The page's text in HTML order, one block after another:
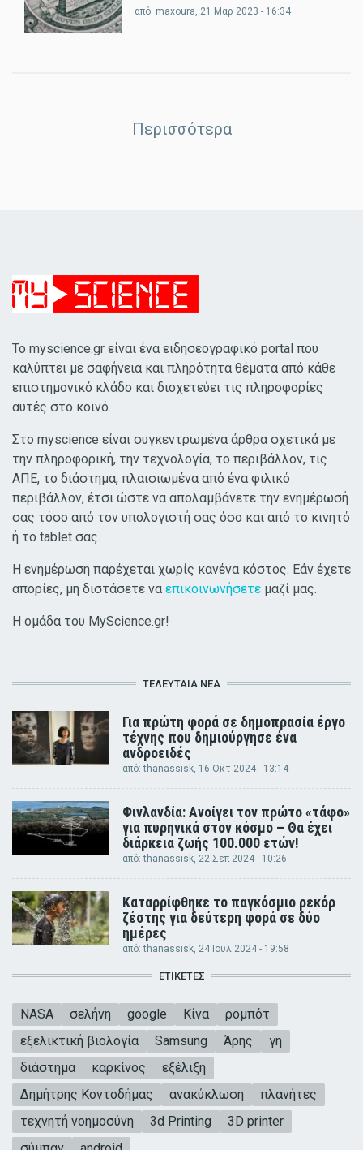
από: maxoura, 21 Μαρ 2023 - 16:34
Περισσότερα
Το myscience.gr είναι ένα ειδησεογραφικό portal που
καλύπτει με σαφήνεια και πληρότητα θέματα από κάθε
επιστημονικό κλάδο και διοχετεύει τις πληροφορίες
αυτές στο κοινό.
Στο myscience είναι συγκεντρωμένα άρθρα σχετικά με
την πληροφορική, την τεχνολογία, το περιβάλλον, τις
ΑΠΕ, το διάστημα, πλαισιωμένα από ένα φιλικό
περιβάλλον, έτσι ώστε να απολαμβάνετε την ενημέρωσή
σας τόσο από τον υπολογιστή σας όσο και από το κινητό
ή το tablet σας.
Η ενημέρωση παρέχεται χωρίς κανένα κόστος. Εάν έχετε
απορίες, μη διστάσετε να επικοινωνήσετε μαζί μας.
Η ομάδα του MyScience.gr!
ΤΕΛΕΥΤΑΊΑ ΝΈΑ
Για πρώτη φορά σε δημοπρασία έργο
τέχνης που δημιούργησε ένα
ανδροειδές
από:thanassisk, 16 Οκτ 2024 - 13:14
Φινλανδία: Ανοίγει τον πρώτο «τάφο»
για πυρηνικά στον κόσμο – Θα έχει
διάρκεια ζωής 100.000 ετών!
από:thanassisk, 22 Σεπ 2024 - 10:26
Καταρρίφθηκε το παγκόσμιο ρεκόρ
ζέστης για δεύτερη φορά σε δύο
ημέρες
από:thanassisk, 24 Ιουλ 2024 - 19:58
ΕΤΙΚΈΤΕΣ
NASA σελήνη google Κίνα
ρομπότ
εξελικτική βιολογία
Samsung Άρης
γη
διάστημα
καρκίνος
εξέλιξη
Δημήτρης Κοντοδήμας
ανακύκλωση
πλανήτες
τεχνητή νοημοσύνη
3d Printing
3D printer